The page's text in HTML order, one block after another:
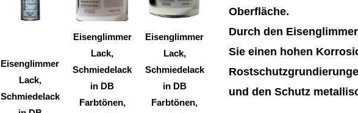
Eisenglimmer
Lack,
Schmiedelack
mehrere
Varianten
Die
Optionen
können
Eisenglimmer
Lack,
Schmiedelack
in DB
Farbtönen,
mehrere
Varianten
Die
Optionen
können
Eisenglimmer
Lack,
Schmiedelack
in DB
Farbtönen,
mehrere
Varianten
Die
Oberfläche.
Durch den
Sie einen hohen
und den Schutz